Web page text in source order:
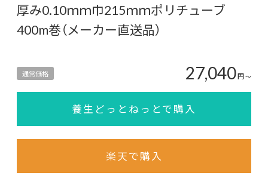
厚み0.10ｍｍ巾215ｍｍポリチューブ
400m巻（メーカー直送品）
通常価格 27,040円〜
養生どっとねっとで購入
楽天で購入